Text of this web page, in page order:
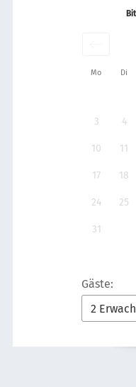
Mo Di
3 4
10 11
17 18
24 25
31
Gäste: